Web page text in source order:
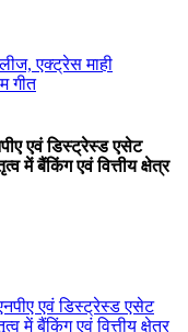
एवं डिस्ट्रेस्ड एसेट
में बैंकिंग एवं वित्तीय क्षेत्र